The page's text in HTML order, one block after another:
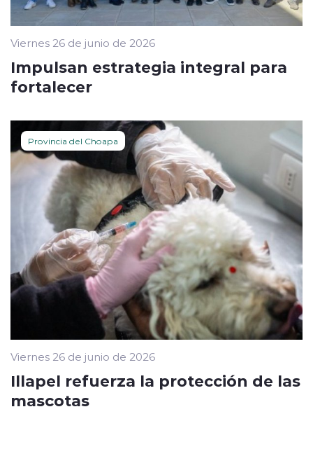
Viernes 26 de junio de 2026
Impulsan estrategia integral para
fortalecer
Provincia del Choapa
Viernes 26 de junio de 2026
Illapel refuerza la protección de las
mascotas